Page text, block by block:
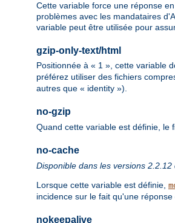
Cette variable force une réponse
problèmes avec les mandataires
variable peut être utilisée pour
gzip-only-text/html
Positionnée à « 1 », cette variable
préférez utiliser des fichiers
autres que « identity »).
no-gzip
Quand cette variable est définie, le
no-cache
Disponible dans les versions
Lorsque cette variable est définie,
incidence sur le fait qu'une
nokeepalive